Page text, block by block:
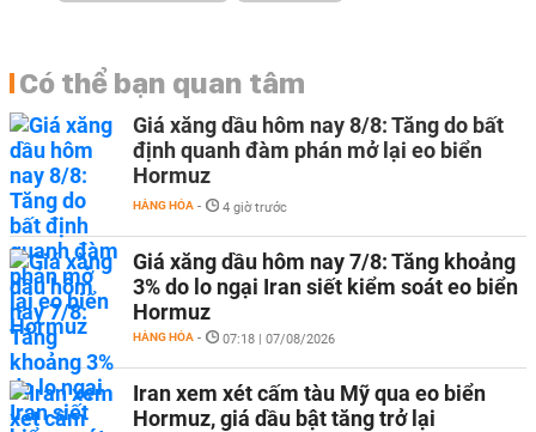
Có thể bạn quan tâm
Giá xăng dầu hôm nay 8/8: Tăng do bất
định quanh đàm phán mở lại eo biển
Hormuz
HÀNG HÓA - 4 giờ trước
Giá xăng dầu hôm nay 7/8: Tăng khoảng
3% do lo ngại Iran siết kiểm soát eo biển
Hormuz
HÀNG HÓA - 07:18 | 07/08/2026
Iran xem xét cấm tàu Mỹ qua eo biển
Hormuz, giá dầu bật tăng trở lại